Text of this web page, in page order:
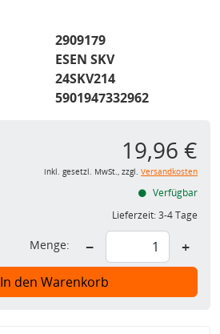
2909179
ESEN SKV
24SKV214
5901947332962
19,96 €
inkl. gesetzl. MwSt., zzgl. Versandkosten
Verfügbar
Lieferzeit:3-4 Tage
Menge: − +
In den Warenkorb